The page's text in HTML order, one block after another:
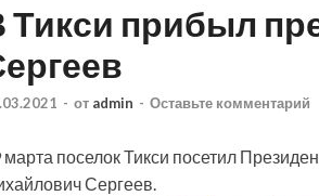
Тикси прибыл
- от admin - Оставьте комментарий
марта поселок Тикси посетил
Сергеев.